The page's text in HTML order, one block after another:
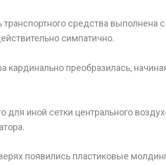
транспортного средства выполнена
симпатично.
кардинально преобразилась,
для иной сетки центрального
появились пластиковые